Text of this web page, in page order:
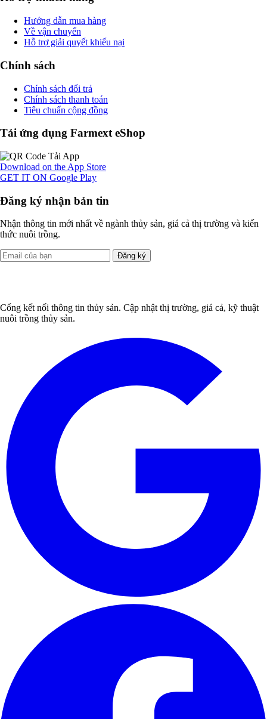
Hướng dẫn mua hàng
Về vận chuyển
Hỗ trợ giải quyết khiếu nại
Chính sách
Chính sách đổi trả
Chính sách thanh toán
Tiêu chuẩn cộng đồng
Tải ứng dụng Farmext eShop
Download on the App Store
GET IT ON Google Play
Đăng ký nhận bản tin
Nhận thông tin mới nhất về ngành thủy sản, giá cả thị trường và kiến
thức nuôi trồng.
Đăng ký
Cổng kết nối thông tin thủy sản. Cập nhật thị trường, giá cả, kỹ thuật
nuôi trồng thủy sản.